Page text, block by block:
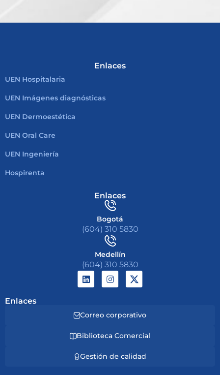
Enlaces
UEN Hospitalaria
UEN Imágenes diagnósticas
UEN Dermoestética
UEN Oral Care
UEN Ingeniería
Hospirenta
Enlaces
Bogotá
(604) 310 5830
Medellín
(604) 310 5830
Enlaces
Correo corporativo
Biblioteca Comercial
Gestión de calidad